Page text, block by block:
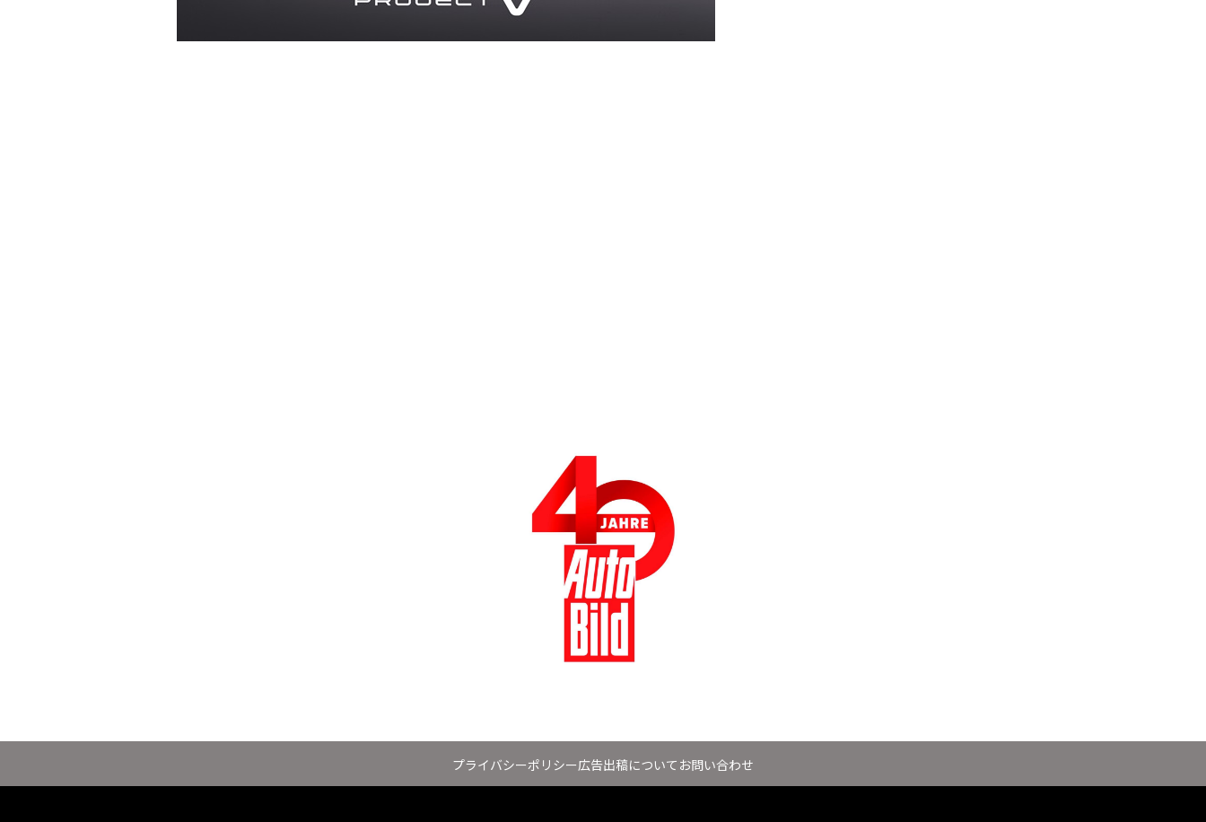
プライバシーポリシー広告出稿について お問い合わせ